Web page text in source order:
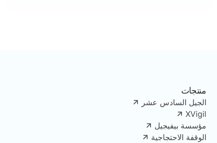
منتجات
الجيل السادس عشر
XVigil
مؤسسة بيفيجيل
الوقفة الاحتجاجية